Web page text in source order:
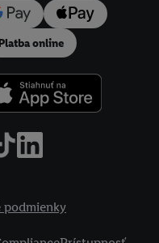
online
podmienky